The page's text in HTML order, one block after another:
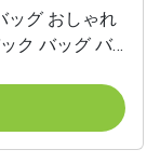
ッグ おしゃれ
ク バッグ バ
提げバッグ か